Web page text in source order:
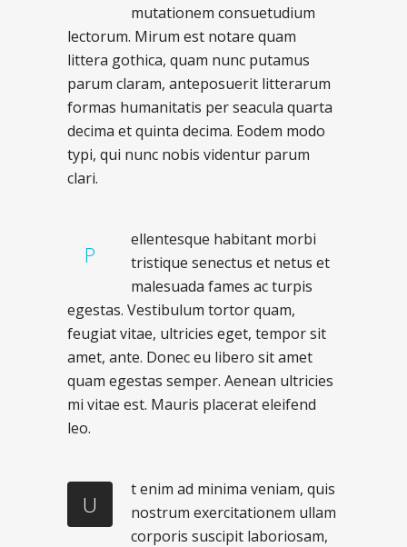
mutationem consuetudium
lectorum. Mirum est notare quam
littera gothica, quam nunc putamus
parum claram, anteposuerit litterarum
formas humanitatis per seacula quarta
decima et quinta decima. Eodem modo
typi, qui nunc nobis videntur parum
clari.
P
ellentesque habitant morbi
tristique senectus et netus et
malesuada fames ac turpis
egestas. Vestibulum tortor quam,
feugiat vitae, ultricies eget, tempor sit
amet, ante. Donec eu libero sit amet
quam egestas semper. Aenean ultricies
mi vitae est. Mauris placerat eleifend
leo.
U
t enim ad minima veniam, quis
nostrum exercitationem ullam
corporis suscipit laboriosam,